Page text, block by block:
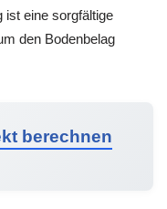
ist eine sorgfältige
den Bodenbelag
berechnen